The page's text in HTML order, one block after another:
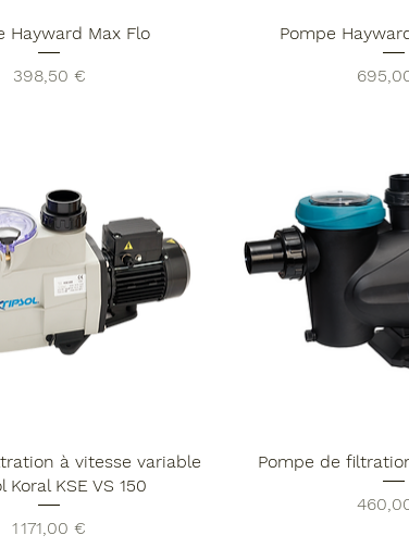
Hayward Max Flo
Prix
398,50 €
Pompe
Prix
à vitesse variable
Koral KSE VS 150
Prix
1 171,00 €
Pompe de
Prix